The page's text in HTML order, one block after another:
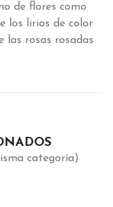
de flores como
los lirios de color
las rosas rosadas
categoría)